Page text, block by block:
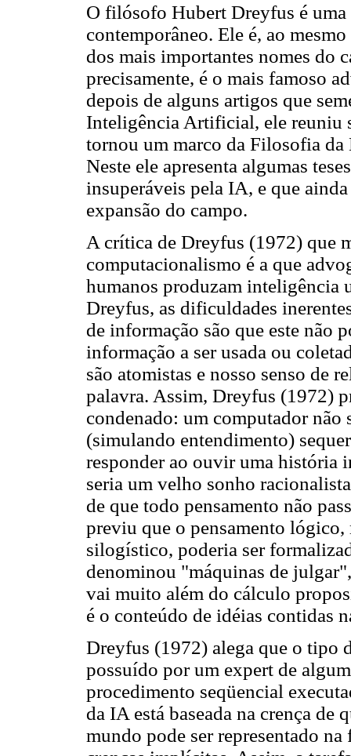
O filósofo Hubert Dreyfus é
contemporâneo. Ele é, ao
dos mais importantes nomes do
precisamente, é o mais famoso
depois de alguns artigos que
Inteligência Artificial, ele reuniu
tornou um marco da Filosofia da
Neste ele apresenta algumas
insuperáveis pela IA, e que
expansão do campo.
A crítica de Dreyfus (1972) que
computacionalismo é a que
humanos produzam inteligência
Dreyfus, as dificuldades
de informação são que este não
informação a ser usada ou
são atomistas e nosso senso de
palavra. Assim, Dreyfus (1972)
condenado: um computador não
(simulando entendimento)
responder ao ouvir uma história
seria um velho sonho
de que todo pensamento não
previu que o pensamento
silogístico, poderia ser
denominou "máquinas de
vai muito além do cálculo
é o conteúdo de idéias contidas
Dreyfus (1972) alega que o tipo
possuído por um expert de
procedimento seqüencial
da IA está baseada na crença de
mundo pode ser representado